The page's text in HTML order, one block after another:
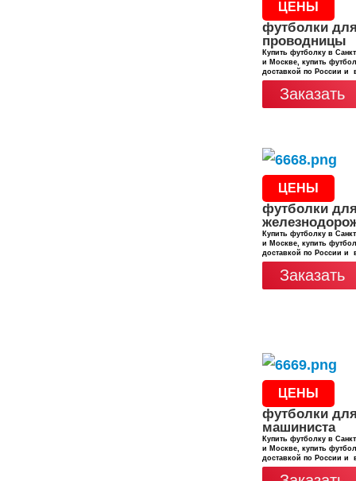
ЦЕНЫ
футболки
проводницы
Купить футболку в
и Москве, купить
доставкой по России и
Заказать
ЦЕНЫ
футболки
Купить футболку в
и Москве, купить
доставкой по России и
Заказать
ЦЕНЫ
футболки
машиниста
Купить футболку в
и Москве, купить
доставкой по России и